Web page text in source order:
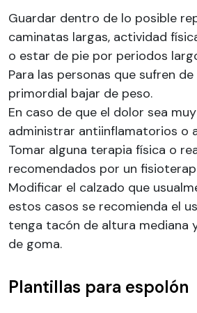
Guardar dentro de lo posible
caminatas largas, actividad
o estar de pie por periodos
Para las personas que sufren
primordial bajar de peso.
En caso de que el dolor sea
administrar antiinflamatorios o
Tomar alguna terapia física o
recomendados por un
Modificar el calzado que
estos casos se recomienda el
tenga tacón de altura mediana
de goma.
Plantillas para espolón